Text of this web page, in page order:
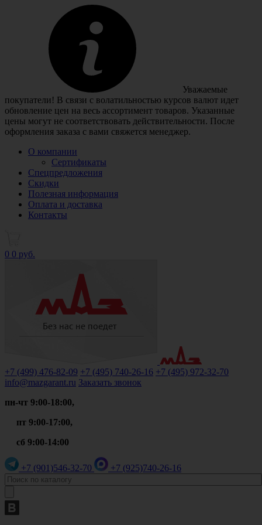
Уважаемые
покупатели! В связи с волатильностью курсов валют идет
обновление цен на весь ассортимент товаров. Указанные
цены могут не соответствовать действительности. После
оформления заказа с вами свяжется менеджер.
О компании
Сертификаты
Спецпредложения
Скидки
Полезная информация
Оплата и доставка
Контакты
0 0 руб.
+7 (499) 476-82-09 +7 (495) 740-26-16 +7 (495) 972-32-70
info@mazgarant.ru Заказать звонок
пн-чт 9:00-18:00,
пт 9:00-17:00,
сб 9:00-14:00
+7 (901)546-32-70 +7 (925)740-26-16